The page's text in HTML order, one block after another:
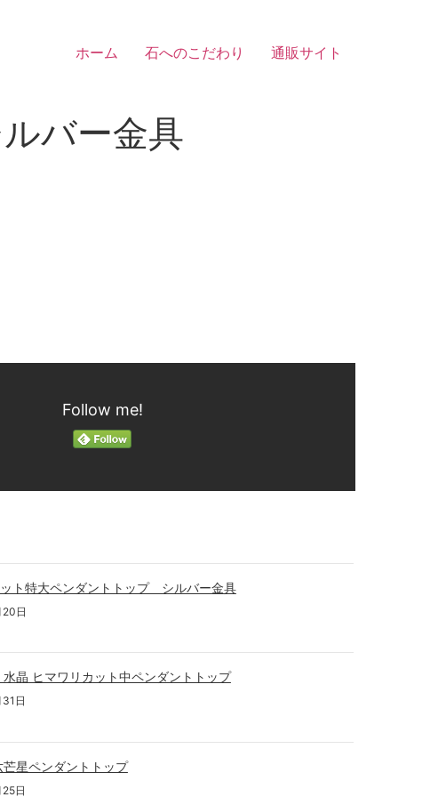
ホーム 石へのこだわり 通販サイト
バー金具
Follow me!
ト特大ペンダントトップ シルバー金具
日
晶 ヒマワリカット中ペンダントトップ
日
星ペンダントトップ
日